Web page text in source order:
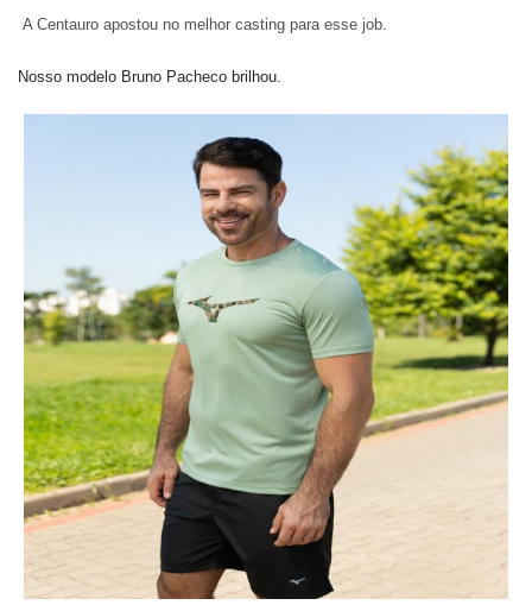
A Centauro apostou no melhor casting para esse job.
Nosso modelo Bruno Pacheco brilhou.